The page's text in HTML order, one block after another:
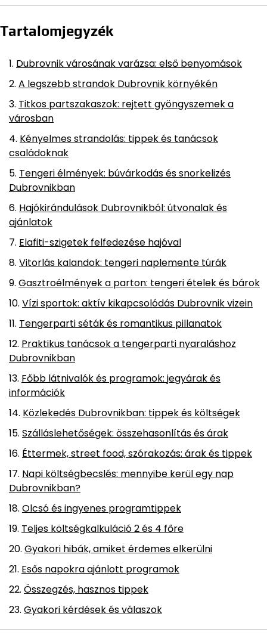
Tartalomjegyzék
Dubrovnik városának varázsa: első benyomások
A legszebb strandok Dubrovnik környékén
Titkos partszakaszok: rejtett gyöngyszemek a
városban
Kényelmes strandolás: tippek és tanácsok
családoknak
Tengeri élmények: búvárkodás és snorkelizés
Dubrovnikban
Hajókirándulások Dubrovnikból: útvonalak és
ajánlatok
Elafiti-szigetek felfedezése hajóval
Vitorlás kalandok: tengeri naplemente túrák
Gasztroélmények a parton: tengeri ételek és bárok
Vízi sportok: aktív kikapcsolódás Dubrovnik vizein
Tengerparti séták és romantikus pillanatok
Praktikus tanácsok a tengerparti nyaraláshoz
Dubrovnikban
Főbb látnivalók és programok: jegyárak és
információk
Közlekedés Dubrovnikban: tippek és költségek
Szálláslehetőségek: összehasonlítás és árak
Éttermek, street food, szórakozás: árak és tippek
Napi költségbecslés: mennyibe kerül egy nap
Dubrovnikban?
Olcsó és ingyenes programtippek
Teljes költségkalkuláció 2 és 4 főre
Gyakori hibák, amiket érdemes elkerülni
Esős napokra ajánlott programok
Összegzés, hasznos tippek
Gyakori kérdések és válaszok